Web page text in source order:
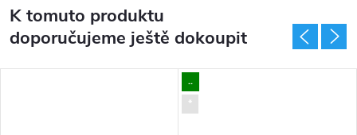
K tomuto produktu
doporučujeme ještě dokoupit
..
*